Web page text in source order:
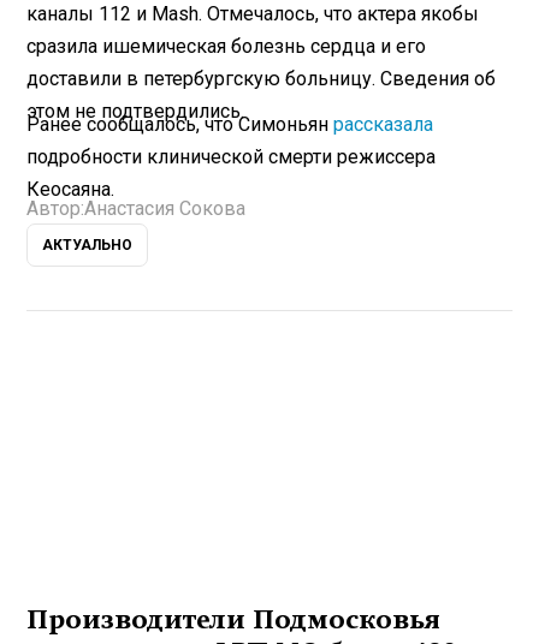
каналы 112 и Mash. Отмечалось, что актера якобы
сразила ишемическая болезнь сердца и его
доставили в петербургскую больницу. Сведения об
этом не подтвердились.
Ранее сообщалось, что Симоньян рассказала
подробности клинической смерти режиссера
Кеосаяна.
Автор:Анастасия Сокова
АКТУАЛЬНО
Производители Подмосковья